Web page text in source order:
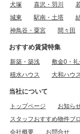
犬塚
喜沢・羽川
城東
駅南・土塔
神鳥谷・粟宮
間々田
おすすめ賃貸特集
新築・築浅 敷金0・
積水ハウス
大和ハウス
当社について
トップページ お知ら
スタッフおすすめ物件ブ
会社概要
お問合せ